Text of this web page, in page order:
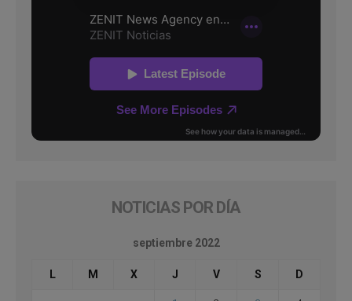
NOTICIAS POR DÍA
septiembre 2022
L M X J V S D